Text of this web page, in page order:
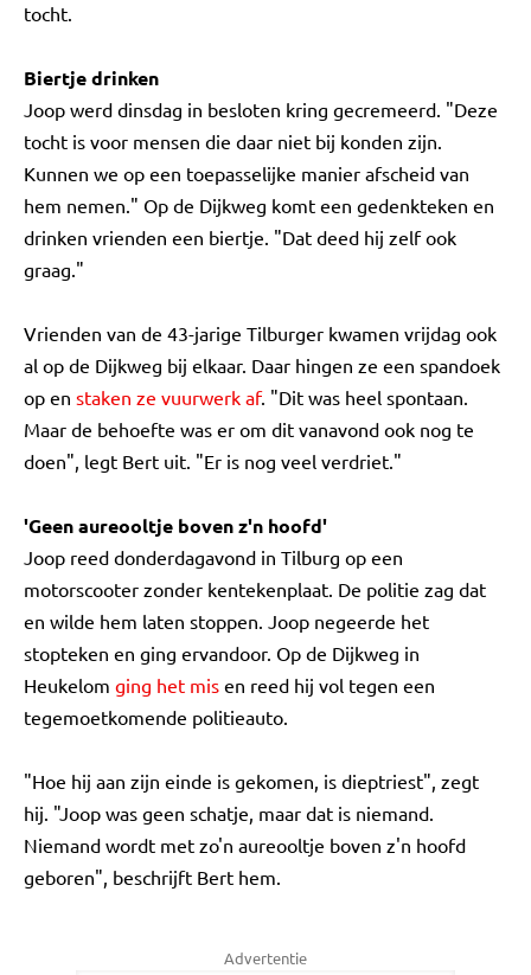
tocht.
Biertje drinken
Joop werd dinsdag in besloten kring gecremeerd. "Deze
tocht is voor mensen die daar niet bij konden zijn.
Kunnen we op een toepasselijke manier afscheid van
hem nemen." Op de Dijkweg komt een gedenkteken en
drinken vrienden een biertje. "Dat deed hij zelf ook
graag."
Vrienden van de 43-jarige Tilburger kwamen vrijdag ook
al op de Dijkweg bij elkaar. Daar hingen ze een spandoek
op en staken ze vuurwerk af. "Dit was heel spontaan.
Maar de behoefte was er om dit vanavond ook nog te
doen", legt Bert uit. "Er is nog veel verdriet."
'Geen aureooltje boven z'n hoofd'
Joop reed donderdagavond in Tilburg op een
motorscooter zonder kentekenplaat. De politie zag dat
en wilde hem laten stoppen. Joop negeerde het
stopteken en ging ervandoor. Op de Dijkweg in
Heukelom ging het mis en reed hij vol tegen een
tegemoetkomende politieauto.
"Hoe hij aan zijn einde is gekomen, is dieptriest", zegt
hij. "Joop was geen schatje, maar dat is niemand.
Niemand wordt met zo'n aureooltje boven z'n hoofd
geboren", beschrijft Bert hem.
Advertentie